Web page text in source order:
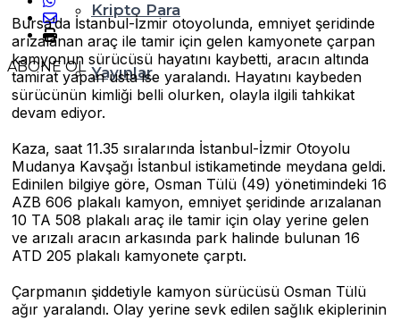
Kripto Para
Yayınlar
ABONE OL
Bursa’da İstanbul-İzmir otoyolunda, emniyet şeridinde
arızalanan araç ile tamir için gelen kamyonete çarpan
kamyonun sürücüsü hayatını kaybetti, aracın altında
tamirat yapan usta ise yaralandı. Hayatını kaybeden
sürücünün kimliği belli olurken, olayla ilgili tahkikat
devam ediyor.
Kaza, saat 11.35 sıralarında İstanbul-İzmir Otoyolu
Mudanya Kavşağı İstanbul istikametinde meydana geldi.
Edinilen bilgiye göre, Osman Tülü (49) yönetimindeki 16
AZB 606 plakalı kamyon, emniyet şeridinde arızalanan
10 TA 508 plakalı araç ile tamir için olay yerine gelen
ve arızalı aracın arkasında park halinde bulunan 16
ATD 205 plakalı kamyonete çarptı.
Çarpmanın şiddetiyle kamyon sürücüsü Osman Tülü
ağır yaralandı. Olay yerine sevk edilen sağlık ekiplerinin